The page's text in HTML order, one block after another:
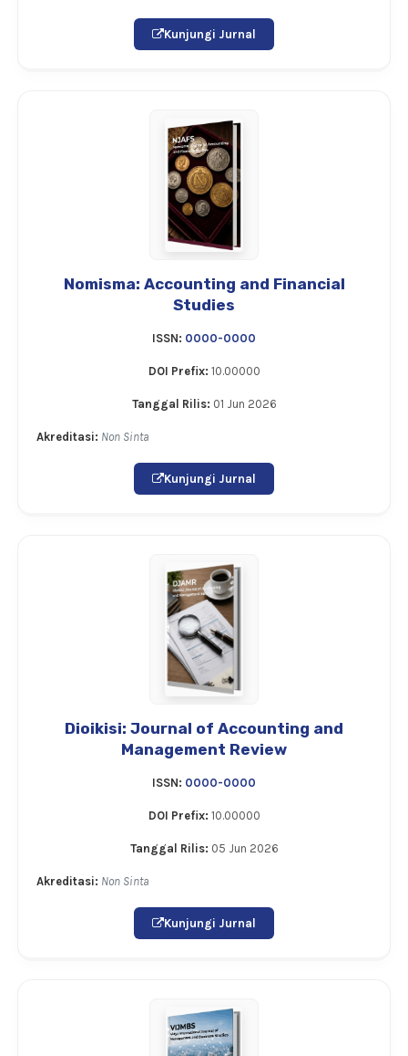
Kunjungi Jurnal
Nomisma: Accounting and Financial
Studies
ISSN: 0000-0000
DOI Prefix: 10.00000
Tanggal Rilis: 01 Jun 2026
Akreditasi: Non Sinta
Kunjungi Jurnal
Dioikisi: Journal of Accounting and
Management Review
ISSN: 0000-0000
DOI Prefix: 10.00000
Tanggal Rilis: 05 Jun 2026
Akreditasi: Non Sinta
Kunjungi Jurnal